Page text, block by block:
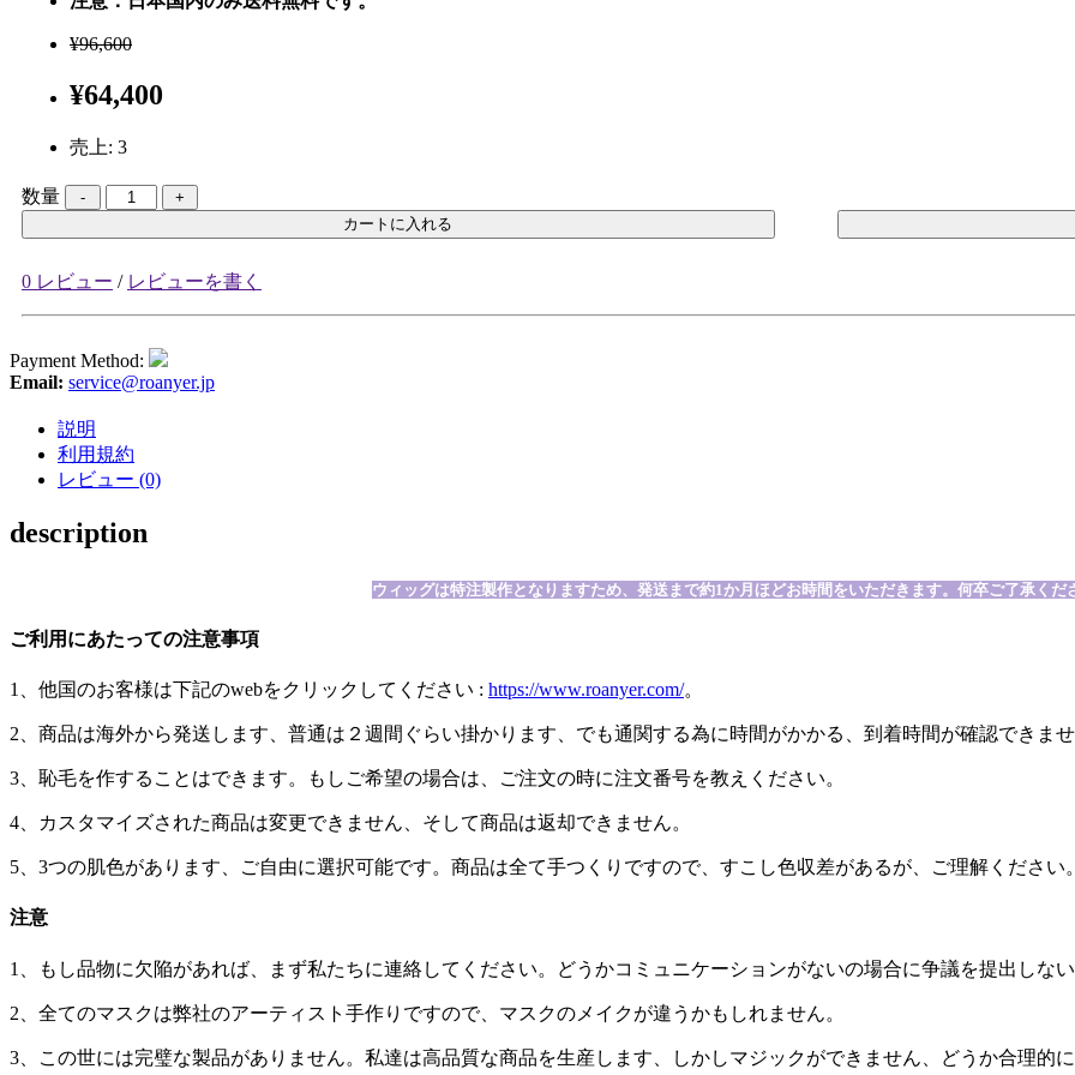
¥96,600
¥64,400
売上: 3
数量
カートに入れる
0 レビュー / レビューを書く
Payment Method:
Email: service@roanyer.jp
説明
利用規約
レビュー (0)
description
ウィッグは特注製作となりますため、発送まで約1か月ほどお時間をいただきます。何卒ご了承くだ
ご利用にあたっての注意事項
1、他国のお客様は下記のwebをクリックしてください : https://www.roanyer.com/。
2、商品は海外から発送します、普通は２週間ぐらい掛かります、でも通関する為に時間がかかる、到着時間が確認できま
3、恥毛を作することはできます。もしご希望の場合は、ご注文の時に注文番号を教えください。
4、カスタマイズされた商品は変更できません、そして商品は返却できません。
5、3つの肌色があります、ご自由に選択可能です。商品は全て手つくりですので、すこし色収差があるが、ご理解ください
注意
1、もし品物に欠陥があれば、まず私たちに連絡してください。どうかコミュニケーションがないの場合に争議を提出しな
2、全てのマスクは弊社のアーティスト手作りですので、マスクのメイクが違うかもしれません。
3、この世には完璧な製品がありません。私達は高品質な商品を生産します、しかしマジックができません、どうか合理的